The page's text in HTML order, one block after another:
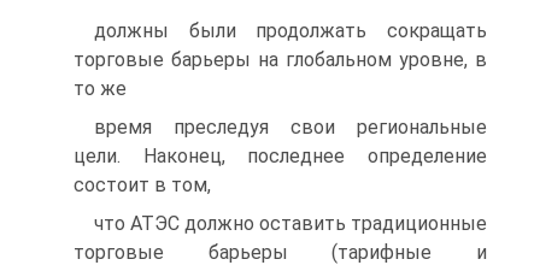
должны были продолжать сокращать
торговые барьеры на глобальном уровне, в
то же
время преследуя свои региональные
цели. Наконец, последнее определение
состоит в том,
что АТЭС должно оставить традиционные
торговые барьеры (тарифные и